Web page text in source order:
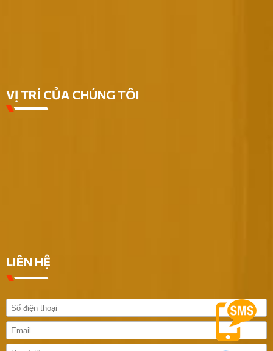
VỊ TRÍ CỦA CHÚNG TÔI
LIÊN HỆ